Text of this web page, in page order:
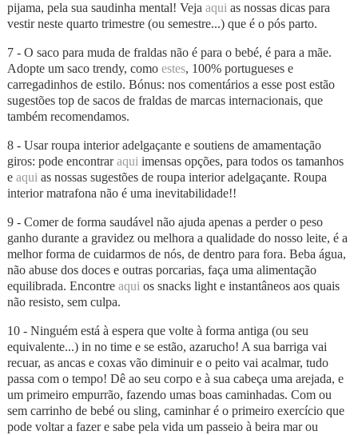
pijama, pela sua saudinha mental! Veja aqui as nossas dicas para
vestir neste quarto trimestre (ou semestre...) que é o pós parto.
7 - O saco para muda de fraldas não é para o bebé, é para a mãe.
Adopte um saco trendy, como estes, 100% portugueses e
carregadinhos de estilo. Bónus: nos comentários a esse post estão
sugestões top de sacos de fraldas de marcas internacionais, que
também recomendamos.
8 - Usar roupa interior adelgaçante e soutiens de amamentação
giros: pode encontraraquiimensas opções, para todos os tamanhos
e aqui as nossas sugestões de roupa interior adelgaçante. Roupa
interior matrafona não é uma inevitabilidade!!
9 - Comer de forma saudável não ajuda apenas a perder o peso
ganho durante a gravidez ou melhora a qualidade do nosso leite, é a
melhor forma de cuidarmos de nós, de dentro para fora. Beba água,
não abuse dos doces e outras porcarias, faça uma alimentação
equilibrada. Encontre aquios snacks light e instantâneos aos quais
não resisto, sem culpa.
10 - Ninguém está à espera que volte à forma antiga (ou seu
equivalente...) in no time e se estão, azarucho! A sua barriga vai
recuar, as ancas e coxas vão diminuir e o peito vai acalmar, tudo
passa com o tempo! Dê ao seu corpo e à sua cabeça uma arejada, e
um primeiro empurrão, fazendo umas boas caminhadas. Com ou
sem carrinho de bebé ou sling, caminhar é o primeiro exercício que
pode voltar a fazer e sabe pela vida um passeio à beira mar ou